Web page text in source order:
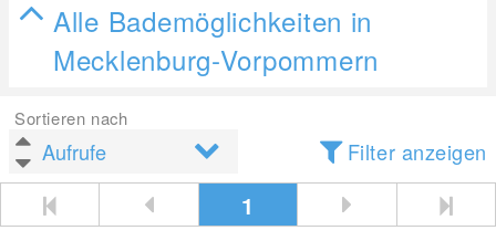
Alle Bademöglichkeiten in
Mecklenburg-Vorpommern
Sortieren nach
Filter anzeigen
1